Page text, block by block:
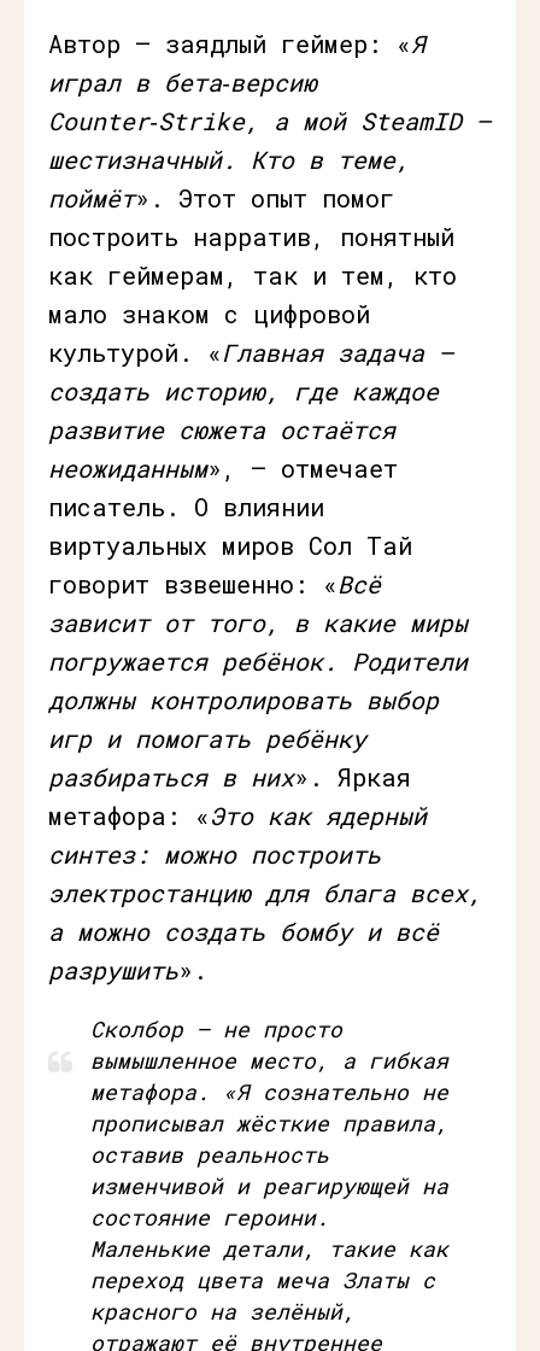
Автор – заядлый геймер: «Я
играл в бета‑версию
Counter‑Strike, а мой SteamID —
шестизначный. Кто в теме,
поймёт». Этот опыт помог
построить нарратив, понятный
как геймерам, так и тем, кто
мало знаком с цифровой
культурой. «Главная задача –
создать историю, где каждое
развитие сюжета остаётся
неожиданным», – отмечает
писатель. О влиянии
виртуальных миров Сол Тай
говорит взвешенно: «Всё
зависит от того, в какие миры
погружается ребёнок. Родители
должны контролировать выбор
игр и помогать ребёнку
разбираться в них». Яркая
метафора: «Это как ядерный
синтез: можно построить
электростанцию для блага всех,
а можно создать бомбу и всё
разрушить».
Сколбор – не просто
вымышленное место, а гибкая
метафора. «Я сознательно не
прописывал жёсткие правила,
оставив реальность
изменчивой и реагирующей на
состояние героини.
Маленькие детали, такие как
переход цвета меча Златы с
красного на зелёный,
отражают её внутреннее